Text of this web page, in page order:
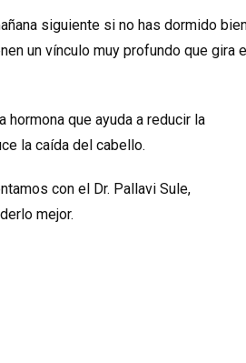
siguiente si no has dormido
un vínculo muy profundo que gira
que ayuda a reducir la
la caída del cabello.
con el Dr. Pallavi Sule,
mejor.